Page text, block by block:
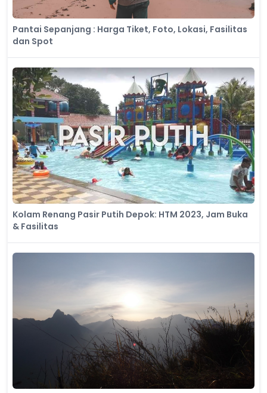
Pantai Sepanjang : Harga Tiket, Foto, Lokasi, Fasilitas
dan Spot
Kolam Renang Pasir Putih Depok: HTM 2023, Jam Buka
& Fasilitas